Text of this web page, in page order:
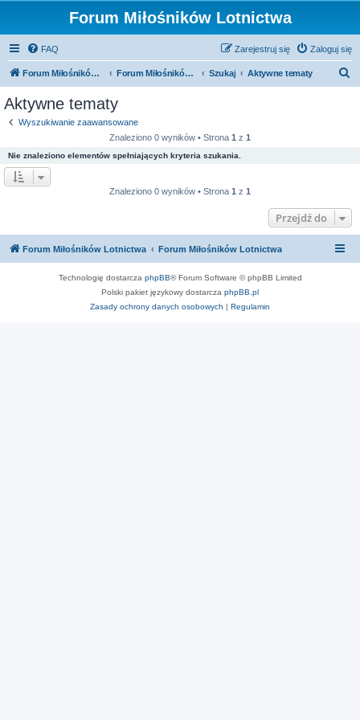
Forum Miłośników Lotnictwa
FAQ Zaloguj się
Zarejestruj się
Forum Miłośników Lotnictwa Forum Miłośników Lotnictwa Szukaj Aktywne tematy
Aktywne tematy
Wyszukiwanie zaawansowane
Znaleziono 0 wyników • Strona 1 z 1
Nie znaleziono elementów spełniających kryteria szukania.
Znaleziono 0 wyników • Strona 1 z 1
Przejdź do
Forum Miłośników Lotnictwa Forum Miłośników Lotnictwa
Technologię dostarcza phpBB® Forum Software © phpBB Limited
Polski pakiet językowy dostarcza phpBB.pl
Zasady ochrony danych osobowych | Regulamin